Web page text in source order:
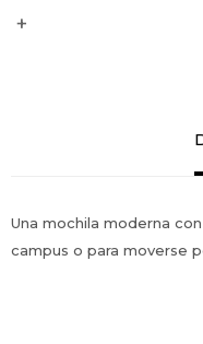
Una mochila moderna
campus o para moverse